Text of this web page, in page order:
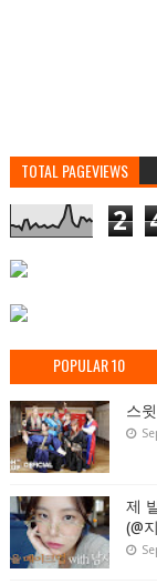
TOTAL PAGEVIEWS
2
POPULAR 10
스
제
(@